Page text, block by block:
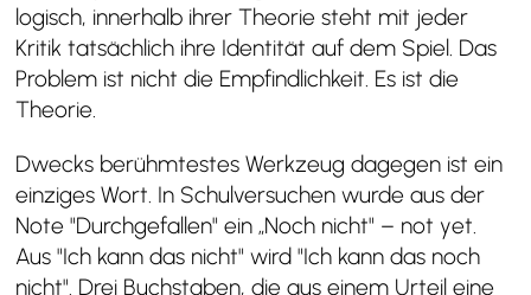
logisch, innerhalb ihrer Theorie steht mit jeder
Kritik tatsächlich ihre Identität auf dem Spiel. Das
Problem ist nicht die Empfindlichkeit. Es ist die
Theorie.
Dwecks berühmtestes Werkzeug dagegen ist ein
einziges Wort. In Schulversuchen wurde aus der
Note "Durchgefallen" ein „Noch nicht" – not yet.
Aus "Ich kann das nicht" wird "Ich kann das noch
nicht". Drei Buchstaben, die aus einem Urteil eine